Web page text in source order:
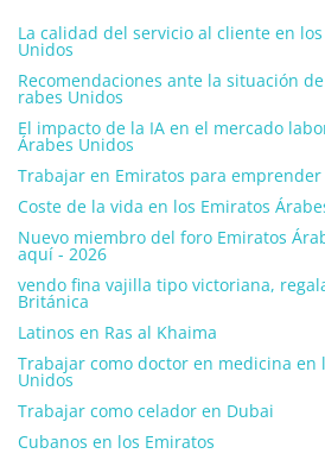
La calidad del servicio al cliente en
Unidos
Recomendaciones ante la situación
rabes Unidos
El impacto de la IA en el mercado
Árabes Unidos
Trabajar en Emiratos para
Coste de la vida en los Emiratos
Nuevo miembro del foro Emiratos
aquí - 2026
vendo fina vajilla tipo victoriana,
Británica
Latinos en Ras al Khaima
Trabajar como doctor en medicina en
Unidos
Trabajar como celador en Dubai
Cubanos en los Emiratos